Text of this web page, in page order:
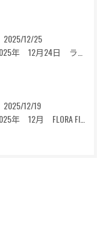
2025/12/25
2025/12/19